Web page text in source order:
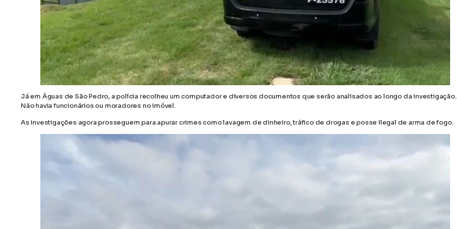
Já em Águas de São Pedro, a polícia recolheu um computador e diversos documentos que serão analisados ao longo da investigação.
Não havia funcionários ou moradores no imóvel.
As investigações agora prosseguem para apurar crimes como lavagem de dinheiro, tráfico de drogas e posse ilegal de arma de fogo.